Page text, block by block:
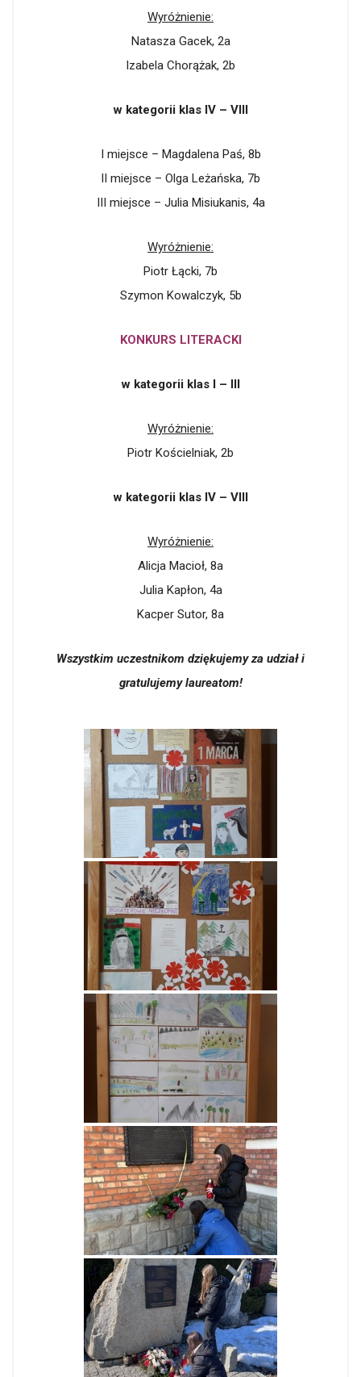
Wyróżnienie:
Natasza Gacek, 2a
Izabela Chorążak, 2b
w kategorii klas IV – VIII
I miejsce – Magdalena Paś, 8b
II miejsce – Olga Leżańska, 7b
III miejsce – Julia Misiukanis, 4a
Wyróżnienie:
Piotr Łącki, 7b
Szymon Kowalczyk, 5b
KONKURS LITERACKI
w kategorii klas I – III
Wyróżnienie:
Piotr Kościelniak, 2b
w kategorii klas IV – VIII
Wyróżnienie:
Alicja Macioł, 8a
Julia Kapłon, 4a
Kacper Sutor, 8a
Wszystkim uczestnikom dziękujemy za udział i
gratulujemy laureatom!